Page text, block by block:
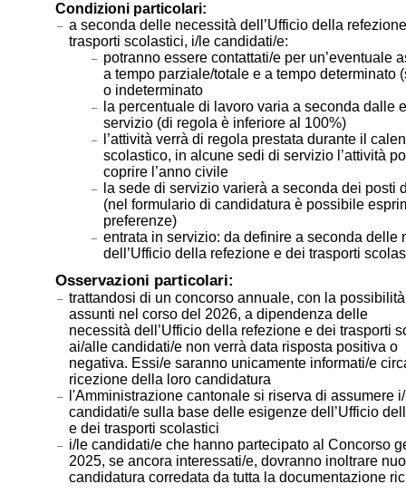
Condizioni particolari:
a seconda delle necessità dell’Ufficio della
trasporti scolastici, i/le candidati/e:
potranno essere contattati/e per un’eventuale
a tempo parziale/totale e a tempo determinato
o indeterminato
la percentuale di lavoro varia a seconda dalle
servizio (di regola è inferiore al 100%)
l’attività verrà di regola prestata durante il
scolastico, in alcune sedi di servizio l’attività
coprire l’anno civile
la sede di servizio varierà a seconda dei posti
(nel formulario di candidatura è possibile
preferenze)
entrata in servizio: da definire a seconda delle
dell’Ufficio della refezione e dei trasporti
Osservazioni particolari:
trattandosi di un concorso annuale, con la
assunti nel corso del 2026, a dipendenza delle
necessità dell’Ufficio della refezione e dei trasporti
ai/alle candidati/e non verrà data risposta positiva o
negativa. Essi/e saranno unicamente informati/e
ricezione della loro candidatura
l'Amministrazione cantonale si riserva di assumere
candidati/e sulla base delle esigenze dell’Ufficio
e dei trasporti scolastici
i/le candidati/e che hanno partecipato al Concorso
2025, se ancora interessati/e, dovranno inoltrare
candidatura corredata da tutta la documentazione